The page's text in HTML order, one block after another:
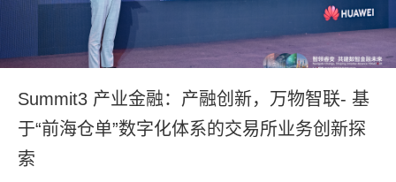
Summit3 产业金融：产融创新，万物智联- 基
于“前海仓单”数字化体系的交易所业务创新探
索